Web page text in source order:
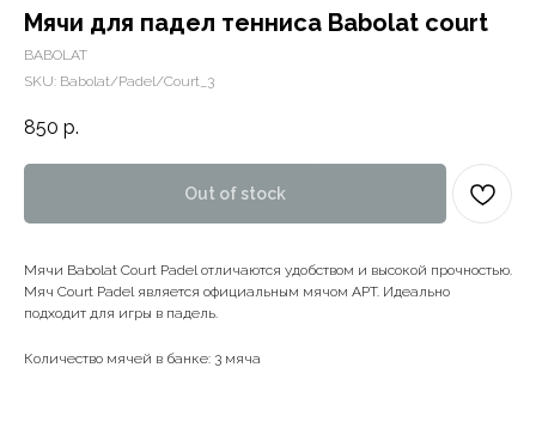
Мячи для падел тенниса Babolat court
BABOLAT
SKU: Babolat/Padel/Court_3
850 р.
Out of stock
Мячи Babolat Court Padel отличаются удобством и высокой прочностью.
Мяч Court Padel является официальным мячом APT. Идеально
подходит для игры в падель.
Количество мячей в банке: 3 мяча